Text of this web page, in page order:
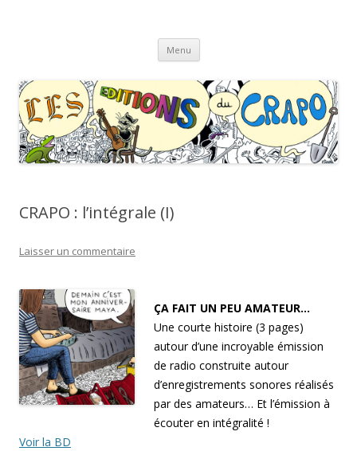
Menu Aller
contenu
CRAPO : l’intégrale (I)
Laisser un commentaire
ÇA FAIT UN PEU AMATEUR…
Une courte histoire (3 pages)
autour d’une incroyable émission
de radio construite autour
d’enregistrements sonores réalisés
par des amateurs… Et l’émission à
écouter en intégralité !
Voir la BD